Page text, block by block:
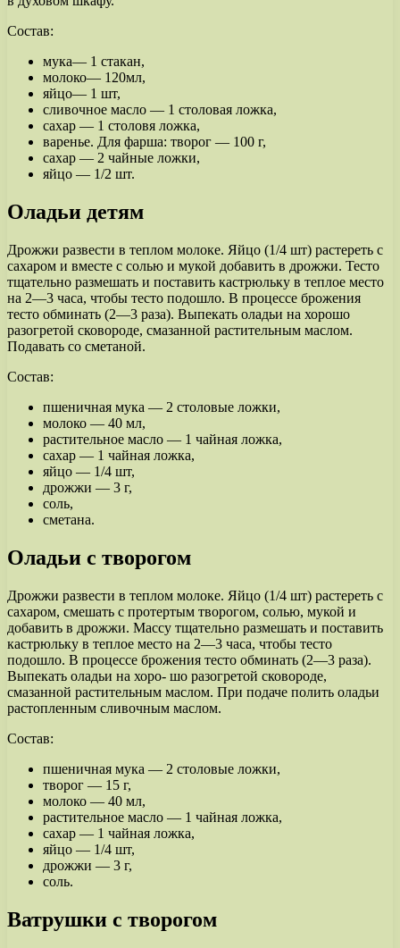
Состав:
мука— 1 стакан,
молоко— 120мл,
яйцо— 1 шт,
сливочное масло — 1 столовая ложка,
сахар — 1 столовя ложка,
варенье. Для фарша: творог — 100 г,
сахар — 2 чайные ложки,
яйцо — 1/2 шт.
Оладьи детям
Дрожжи развести в теплом молоке. Яйцо (1/4 шт) растереть с
сахаром и вместе с солью и мукой добавить в дрожжи. Тесто
тщательно размешать и поставить кастрюльку в теплое место
на 2—3 часа, чтобы тесто подошло. В процессе брожения
тесто обминать (2—3 раза). Выпекать оладьи на хорошо
разогретой сковороде, смазанной растительным маслом.
Подавать со сметаной.
Состав:
пшеничная мука — 2 столовые ложки,
молоко — 40 мл,
растительное масло — 1 чайная ложка,
сахар — 1 чайная ложка,
яйцо — 1/4 шт,
дрожжи — 3 г,
соль,
сметана.
Оладьи с творогом
Дрожжи развести в теплом молоке. Яйцо (1/4 шт) растереть с
сахаром, смешать с протертым творогом, солью, мукой и
добавить в дрожжи. Массу тщательно размешать и поставить
кастрюльку в теплое место на 2—3 часа, чтобы тесто
подошло. В процессе брожения тесто обминать (2—3 раза).
Выпекать оладьи на хоро- шо разогретой сковороде,
смазанной растительным маслом. При подаче полить оладьи
растопленным сливочным маслом.
Состав:
пшеничная мука — 2 столовые ложки,
творог — 15 г,
молоко — 40 мл,
растительное масло — 1 чайная ложка,
сахар — 1 чайная ложка,
яйцо — 1/4 шт,
дрожжи — 3 г,
соль.
Ватрушки с творогом